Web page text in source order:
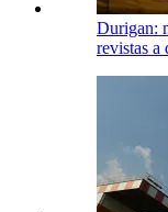
Durigan:
revistas a